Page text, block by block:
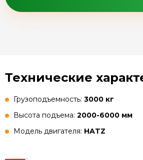
Технические
Грузоподъемность: 3000 кг
Высота подъема: 2000-6000 мм
Модель двигателя: HATZ